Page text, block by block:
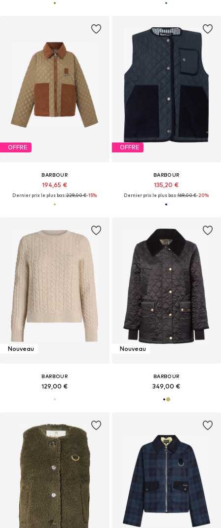
OFFRE
BARBOUR
194,65 €
Dernier prix le plus bas :229,00 €-15%
OFFRE
BARBOUR
135,20 €
Dernier prix le plus bas :169,00 €-20%
Nouveau
BARBOUR
129,00 €
Nouveau
BARBOUR
349,00 €